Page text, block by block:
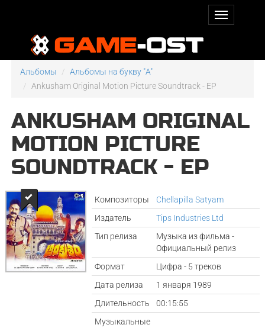
Альбомы
Альбомы на букву "A"
Ankusham Original Motion Picture Soundtrack - EP
ANKUSHAM ORIGINAL
MOTION PICTURE
SOUNDTRACK - EP
Композиторы
Chellapilla Satyam
Издатель
Tips Industries Ltd
Тип релиза
Музыка из фильма -
Официальный релиз
Формат
Цифра - 5 треков
Дата релиза
1 января 1989
Длительность
00:15:55
Музыкальные